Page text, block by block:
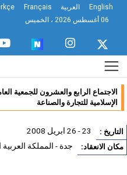
English العربية Français
Türkçe
الاجتماع الرابع والعشرون للجمعية
الإسلامية للتجارة والصناعة
: 23 - 26 ابريل 2008
الانعقاد: جدة - المملكة العربية